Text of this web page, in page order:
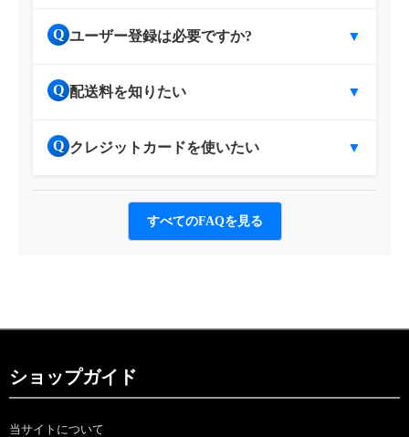
Q ユーザー登録は必要ですか? ▼
Q 配送料を知りたい ▼
Q クレジットカードを使いたい ▼
すべてのFAQを見る
ショップガイド
当サイトについて